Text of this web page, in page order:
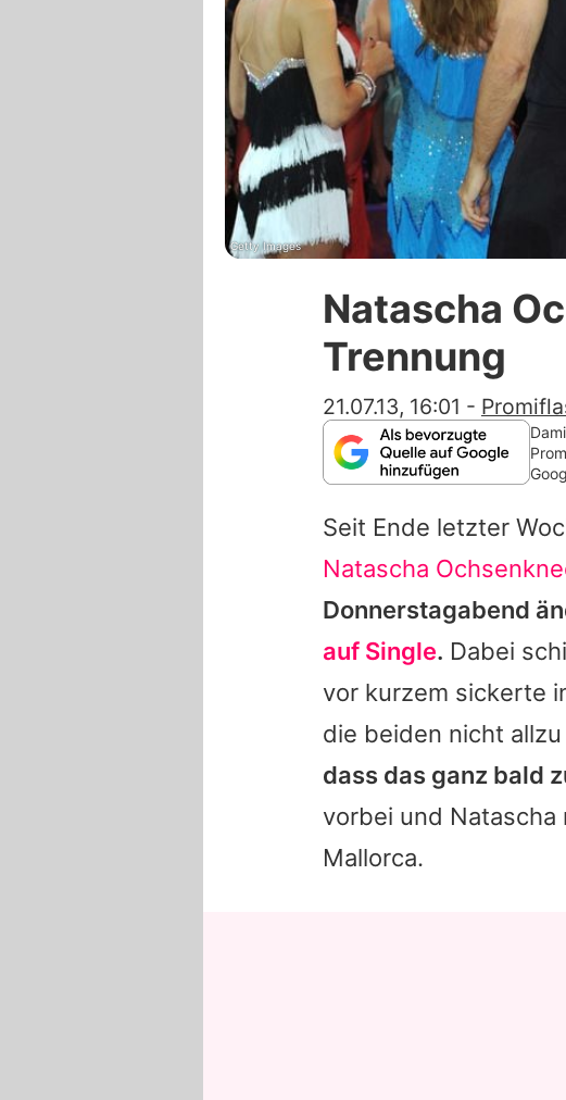
Getty Images
Natascha
Trennung
21.07.13, 16:01 -
Seit Ende letzter
Natascha
Donnerstagabend
auf Single. Dabei
vor kurzem sickerte
die beiden nicht
dass das ganz bald
vorbei und Natascha
Mallorca.